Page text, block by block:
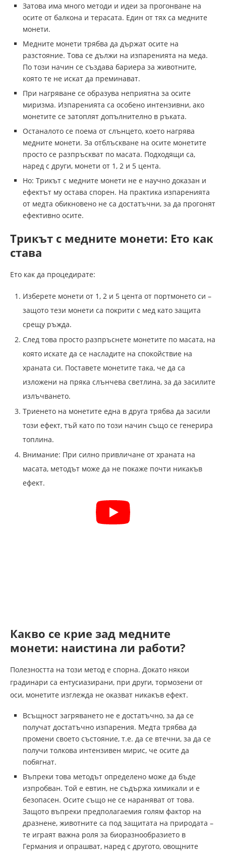
Затова има много методи и идеи за прогонване на
осите от балкона и терасата. Един от тях са медните
монети.
Медните монети трябва да държат осите на
разстояние. Това се дължи на изпаренията на меда.
По този начин се създава бариера за животните,
която те не искат да преминават.
При нагряване се образува неприятна за осите
миризма. Изпаренията са особено интензивни, ако
монетите се затоплят допълнително в ръката.
Останалото се поема от слънцето, което нагрява
медните монети. За отблъскване на осите монетите
просто се разпръскват по масата. Подходящи са,
наред с други, монети от 1, 2 и 5 цента.
Но: Трикът с медните монети не е научно доказан и
ефектът му остава спорен. На практика изпаренията
от медта обикновено не са достатъчни, за да прогонят
ефективно осите.
Трикът с медните монети: Ето как
става
Ето как да процедирате:
Изберете монети от 1, 2 и 5 цента от портмонето си –
защото тези монети са покрити с мед като защита
срещу ръжда.
След това просто разпръснете монетите по масата, на
която искате да се насладите на спокойствие на
храната си. Поставете монетите така, че да са
изложени на пряка слънчева светлина, за да засилите
излъчването.
Триенето на монетите една в друга трябва да засили
този ефект, тъй като по този начин също се генерира
топлина.
Внимание: При силно привличане от храната на
масата, методът може да не покаже почти никакъв
ефект.
Какво се крие зад медните
монети: наистина ли работи?
Полезността на този метод е спорна. Докато някои
градинари са ентусиазирани, при други, тормозени от
оси, монетите изглежда не оказват никакъв ефект.
Всъщност загряването не е достатъчно, за да се
получат достатъчно изпарения. Медта трябва да
промени своето състояние, т.е. да се втечни, за да се
получи толкова интензивен мирис, че осите да
побягнат.
Въпреки това методът определено може да бъде
изпробван. Той е евтин, не съдържа химикали и е
безопасен. Осите също не се нараняват от това.
Защото въпреки предполагаемия голям фактор на
дразнене, животните са под защитата на природата –
те играят важна роля за биоразнообразието в
Германия и опрашват, наред с другото, овощните